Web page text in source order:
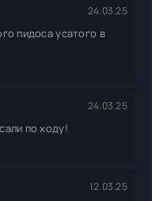
24.03.25
пидоса усатого в
24.03.25
по ходу!
12.03.25